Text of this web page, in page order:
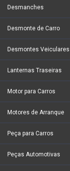
Desmanches
Desmonte de Carro
Desmontes Veiculares
Lanternas Traseiras
Motor para Carros
Motores de Arranque
Peça para Carros
Peças Automotivas